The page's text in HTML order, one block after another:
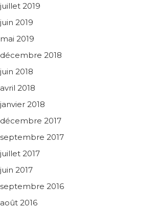
juillet 2019
juin 2019
mai 2019
décembre 2018
juin 2018
avril 2018
janvier 2018
décembre 2017
septembre 2017
juillet 2017
juin 2017
septembre 2016
août 2016